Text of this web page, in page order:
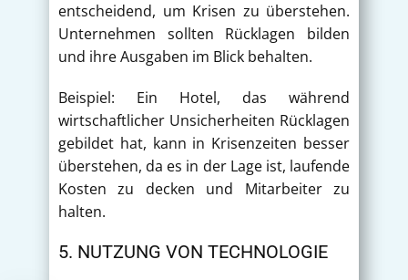
entscheidend, um Krisen zu überstehen.
Unternehmen sollten Rücklagen bilden
und ihre Ausgaben im Blick behalten.
Beispiel: Ein Hotel, das während
wirtschaftlicher Unsicherheiten Rücklagen
gebildet hat, kann in Krisenzeiten besser
überstehen, da es in der Lage ist, laufende
Kosten zu decken und Mitarbeiter zu
halten.
5. NUTZUNG VON TECHNOLOGIE